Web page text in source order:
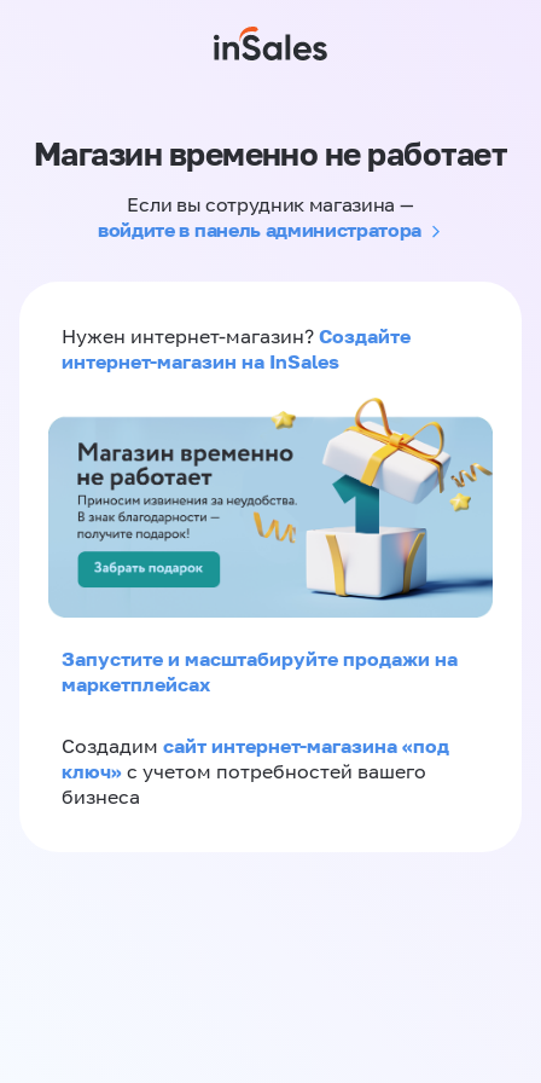
Магазин временно не работает
Если вы сотрудник магазина —
войдите в панель администратора
Нужен интернет-магазин? Создайте
интернет-магазин на InSales
Запустите и масштабируйте продажи на
маркетплейсах
Создадим сайт интернет-магазина «под
ключ» с учетом потребностей вашего
бизнеса